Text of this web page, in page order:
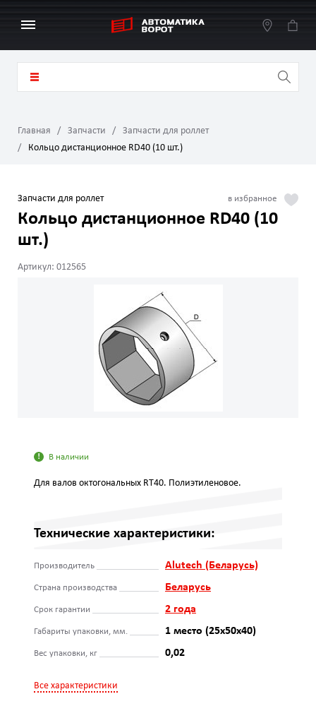
Главная Запчасти
Запчасти для роллет
Кольцо дистанционное RD40 (10 шт.)
Запчасти для роллет
Кольцо дистанционное RD40 (10
шт.)
Артикул: 012565
В наличии
Для валов октогональных RT40. Полиэтиленовое.
Технические характеристики:
Производитель Alutech (Беларусь)
Страна производства Беларусь
Срок гарантии 2 года
Габариты упаковки, мм. 1 место (25x50x40)
Вес упаковки, кг 0,02
Все характеристики